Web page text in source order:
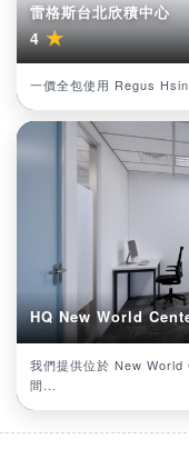
雷格斯台北欣積中心
4★
一價全包使用 Regus
HQ New World
我們提供位於 New World
間...